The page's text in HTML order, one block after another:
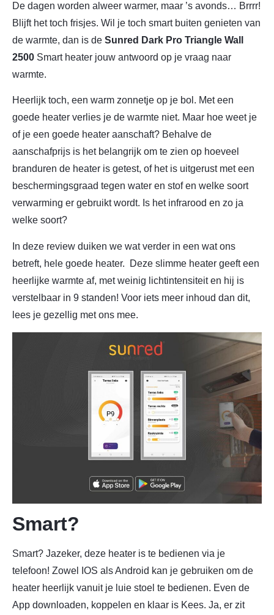
De dagen worden alweer warmer, maar ’s avonds… Brrrr!
Blijft het toch frisjes. Wil je toch smart buiten genieten van
de warmte, dan is de Sunred Dark Pro Triangle Wall
2500 Smart heater jouw antwoord op je vraag naar
warmte.
Heerlijk toch, een warm zonnetje op je bol. Met een
goede heater verlies je de warmte niet. Maar hoe weet je
of je een goede heater aanschaft? Behalve de
aanschafprijs is het belangrijk om te zien op hoeveel
branduren de heater is getest, of het is uitgerust met een
beschermingsgraad tegen water en stof en welke soort
verwarming er gebruikt wordt. Is het infrarood en zo ja
welke soort?
In deze review duiken we wat verder in een wat ons
betreft, hele goede heater. Deze slimme heater geeft een
heerlijke warmte af, met weinig lichtintensiteit en hij is
verstelbaar in 9 standen! Voor iets meer inhoud dan dit,
lees je gezellig met ons mee.
Smart?
Smart? Jazeker, deze heater is te bedienen via je
telefoon! Zowel IOS als Android kan je gebruiken om de
heater heerlijk vanuit je luie stoel te bedienen. Even de
App downloaden, koppelen en klaar is Kees. Ja, er zit